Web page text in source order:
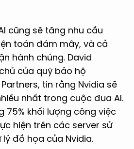
cũng sẽ tăng nhu cầu
toán đám mây, và cả
hành chúng. David
của quỹ bảo hộ
tin rằng Nvidia sẽ
nhất trong cuộc đua AI.
75% khối lượng công việc
hiện trên các server sử
đồ họa của Nvidia.